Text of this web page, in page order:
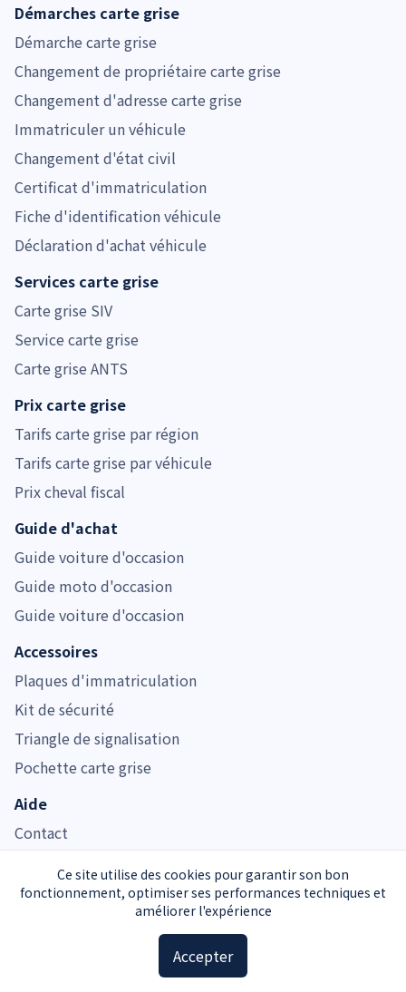
Ce site utilise des cookies pour garantir son bon
fonctionnement, optimiser ses performances techniques et
améliorer l'expérience
Accepter
Démarches carte grise
Démarche carte grise
Changement de propriétaire carte grise
Changement d'adresse carte grise
Immatriculer un véhicule
Changement d'état civil
Certificat d'immatriculation
Fiche d'identification véhicule
Déclaration d'achat véhicule
Services carte grise
Carte grise SIV
Service carte grise
Carte grise ANTS
Prix carte grise
Tarifs carte grise par région
Tarifs carte grise par véhicule
Prix cheval fiscal
Guide d'achat
Guide voiture d'occasion
Guide moto d'occasion
Guide voiture d'occasion
Accessoires
Plaques d'immatriculation
Kit de sécurité
Triangle de signalisation
Pochette carte grise
Aide
Contact
Immatriculer.com est noté 4.7/5 pour son service de carte grise
Service carte grise privé et indépendant de l’Administration